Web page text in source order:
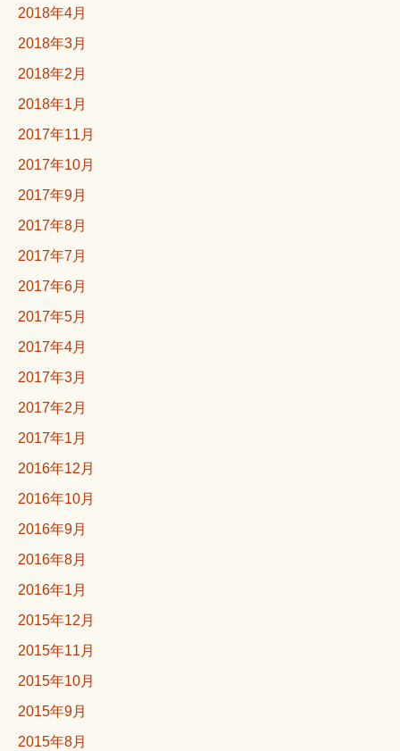
2018年4月
2018年3月
2018年2月
2018年1月
2017年11月
2017年10月
2017年9月
2017年8月
2017年7月
2017年6月
2017年5月
2017年4月
2017年3月
2017年2月
2017年1月
2016年12月
2016年10月
2016年9月
2016年8月
2016年1月
2015年12月
2015年11月
2015年10月
2015年9月
2015年8月